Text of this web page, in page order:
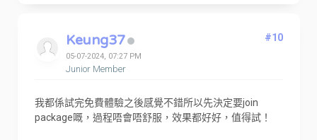
Keung37
05-07-2024, 07:27 PM
Junior Member
#10
我都係試完免費體驗之後感覺不錯所以先決定要join
package嘅，過程唔會唔舒服，效果都好好，值得試！